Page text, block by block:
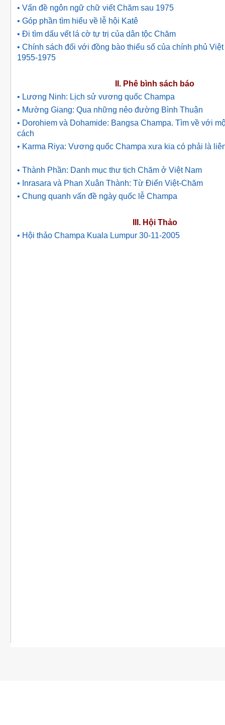
• Vấn đề ngôn ngữ chữ viết Chăm sau 1975
• Góp phần tìm hiểu về lễ hội Katê
• Ði tìm dấu vết lá cờ tự trị của dân tộc Chăm
• Chính sách đối với đồng bào thiểu số của chính phủ
1955-1975
II. Phê bình sách báo
• Lương Ninh: Lịch sử vương quốc Champa
• Mường Giang: Qua những nẻo đường Bình Thuận
• Dorohiem và Dohamide: Bangsa Champa. Tìm về với
cách
• Karma Riya: Vương quốc Champa xưa kia có phải là
• Thành Phần: Danh mục thư tịch Chăm ở Việt Nam
• Inrasara và Phan Xuân Thành: Từ Ðiển Việt-Chăm
• Chung quanh vấn đề ngày quốc lễ Champa
III. Hội Thảo
• Hội thảo Champa Kuala Lumpur 30-11-2005